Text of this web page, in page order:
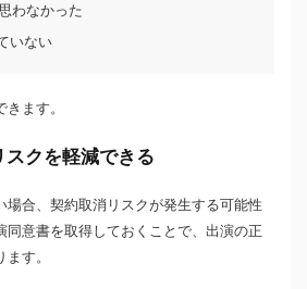
わなかった
いない
ます。
クを軽減できる
場合、契約取消リスクが発生する可能性
同意書を取得しておくことで、出演の正
す。